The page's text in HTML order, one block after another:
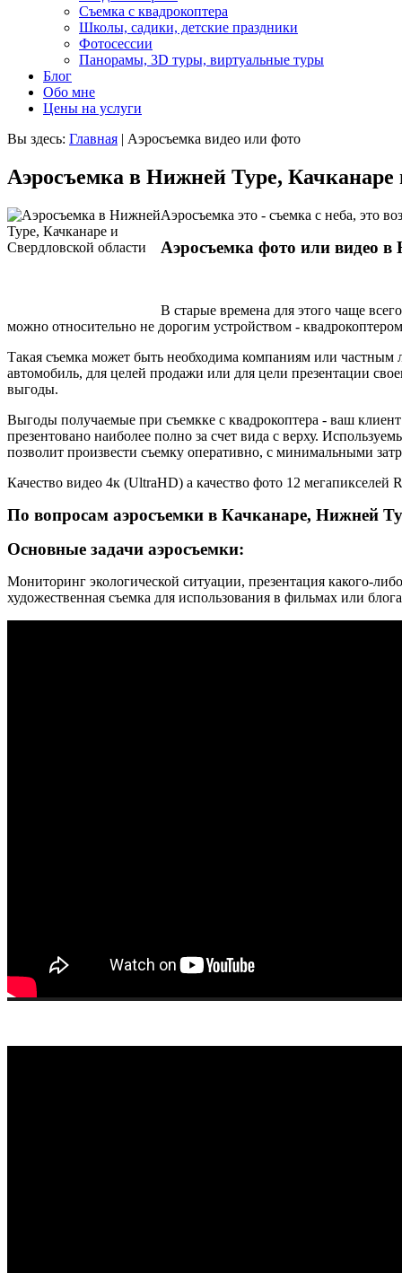
Съемка с квадрокоптера
Школы, садики, детские праздники
Фотосессии
Панорамы, 3D туры, виртуальные туры
Блог
Обо мне
Цены на услуги
Вы здесь: Главная | Аэросъемка видео или фото
Аэросъемка в Нижней Туре, Качканаре
Аэросъемка это - съемка с неба, это
Аэросъемка фото или видео
В старые времена для этого чаще
можно относительно не дорогим устройством -
Такая съемка может быть необходима компаниям или частным
автомобиль, для целей продажи или для цели презентации
выгоды.
Выгоды получаемые при съемкке с квадрокоптера - ваш
презентовано наиболее полно за счет вида с верху.
позволит произвести съемку оперативно, с минимальными
Качество видео 4к (UltraHD) а качество фото 12
По вопросам аэросъемки в Качканаре, Нижней
Основные задачи аэросъемки:
Мониторинг экологической ситуации, презентация какого-
художественная съемка для использования в фильмах или